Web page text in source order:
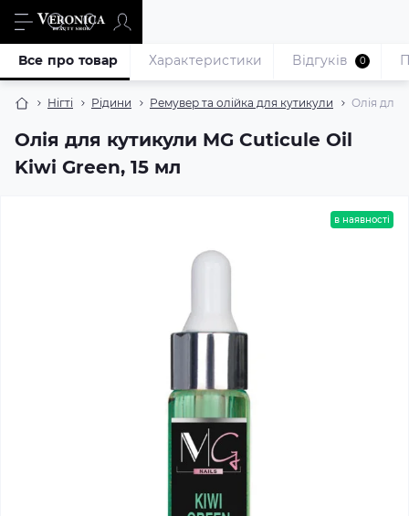
Нігті Рідини Ремувер та олійка для кутикули Олія для
Олія для кутикули MG Cuticule Oil
Kiwi Green, 15 мл
Все про товар Характеристики Відгуків 0
в наявності